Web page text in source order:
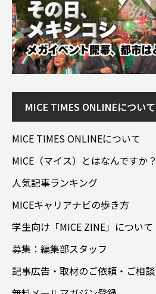
MICE TIMES ONLINEについて
MICE TIMES ONLINEについて
MICE（マイス）とはなんですか？
人気記事ランキング
MICEキャリアナビの歩き方
学生向け「MICE ZINE」について
募集：編集部スタッフ
記事広告・取材のご依頼・ご相談